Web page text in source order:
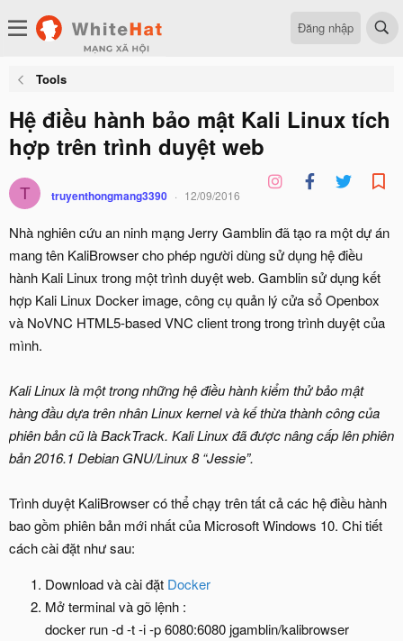
Đăng nhập
Tools
Hệ điều hành bảo mật Kali Linux tích
hợp trên trình duyệt web
T truyenthongmang3390 12/09/2016
Nhà nghiên cứu an ninh mạng Jerry Gamblin đã tạo ra một dự án
mang tên KaliBrowser cho phép người dùng sử dụng hệ điều
hành Kali Linux trong một trình duyệt web. Gamblin sử dụng kết
hợp Kali Linux Docker image, công cụ quản lý cửa sổ Openbox
và NoVNC HTML5-based VNC client trong trong trình duyệt của
mình.
Kali Linux là một trong những hệ điều hành kiểm thử bảo mật
hàng đầu dựa trên nhân Linux kernel và kế thừa thành công của
phiên bản cũ là BackTrack. Kali Linux đã được nâng cấp lên phiên
bản 2016.1 Debian GNU/Linux 8 “Jessie”.
Trình duyệt KaliBrowser có thể chạy trên tất cả các hệ điều hành
bao gồm phiên bản mới nhất của Microsoft Windows 10. Chi tiết
cách cài đặt như sau:
Download và cài đặt Docker
Mở terminal và gõ lệnh :
docker run -d -t -i -p 6080:6080 jgamblin/kalibrowser